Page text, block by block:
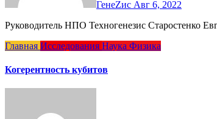
ГенеZис Авг 6, 2022
Руководитель НПО Техногенезис Старостенко
Главная Исследования Наука Физика
Когерентность кубитов